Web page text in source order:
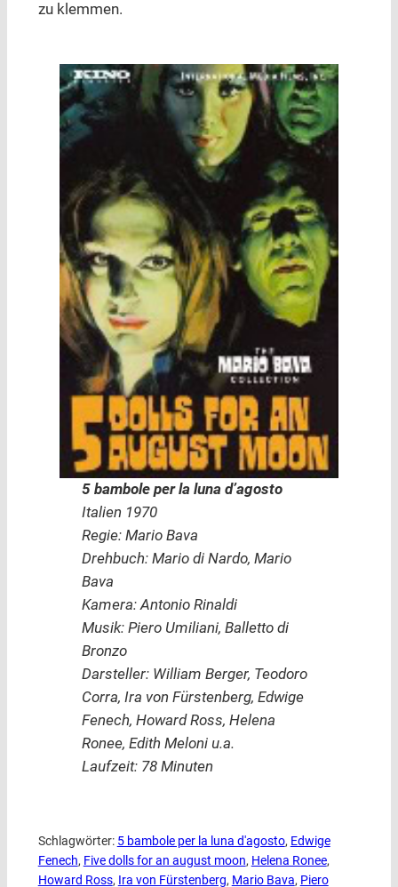
zu klemmen.
5 bambole per la luna d’agosto
Italien 1970
Regie: Mario Bava
Drehbuch: Mario di Nardo, Mario
Bava
Kamera: Antonio Rinaldi
Musik: Piero Umiliani, Balletto di
Bronzo
Darsteller: William Berger, Teodoro
Corra, Ira von Fürstenberg, Edwige
Fenech, Howard Ross, Helena
Ronee, Edith Meloni u.a.
Laufzeit: 78 Minuten
Schlagwörter: 5 bambole per la luna d'agosto, Edwige
Fenech, Five dolls for an august moon, Helena Ronee
Howard Ross, Ira von Fürstenberg, Mario Bava, Piero